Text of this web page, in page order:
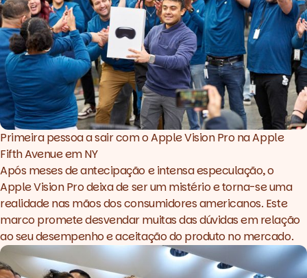
Primeira pessoa a sair com o Apple Vision Pro na Apple
Fifth Avenue em NY
Após meses de antecipação e intensa especulação, o
Apple Vision Pro deixa de ser um mistério e torna-se uma
realidade nas mãos dos consumidores americanos. Este
marco promete desvendar muitas das dúvidas em relação
ao seu desempenho e aceitação do produto no mercado.